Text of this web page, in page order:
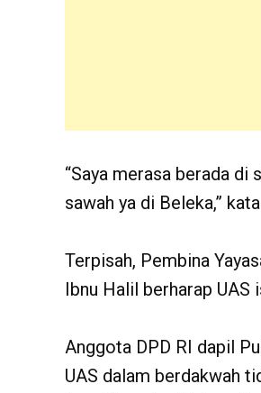
“Saya merasa berada
sawah ya di Beleka,”
Terpisah, Pembina
Ibnu Halil berharap
Anggota DPD RI dapil
UAS dalam berdakwah